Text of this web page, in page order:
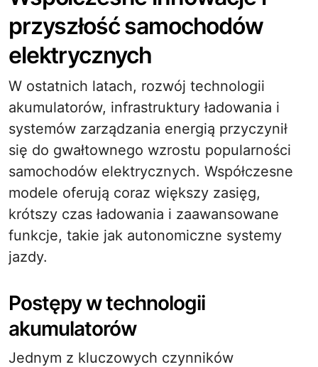
przyszłość samochodów
elektrycznych
W ostatnich latach, rozwój technologii
akumulatorów, infrastruktury ładowania i
systemów zarządzania energią przyczynił
się do gwałtownego wzrostu popularności
samochodów elektrycznych. Współczesne
modele oferują coraz większy zasięg,
krótszy czas ładowania i zaawansowane
funkcje, takie jak autonomiczne systemy
jazdy.
Postępy w technologii
akumulatorów
Jednym z kluczowych czynników